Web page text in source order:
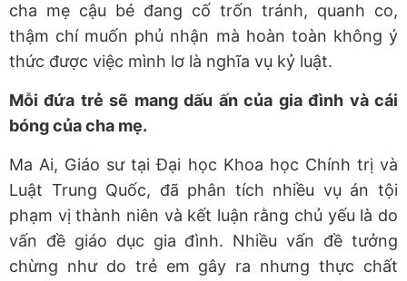
cha mẹ cậu bé đang cố trốn tránh, quanh co,
thậm chí muốn phủ nhận mà hoàn toàn không ý
thức được việc mình lơ là nghĩa vụ kỷ luật.
Mỗi đứa trẻ sẽ mang dấu ấn của gia đình và cái
bóng của cha mẹ.
Ma Ai, Giáo sư tại Đại học Khoa học Chính trị và
Luật Trung Quốc, đã phân tích nhiều vụ án tội
phạm vị thành niên và kết luận rằng chủ yếu là do
vấn đề giáo dục gia đình. Nhiều vấn đề tưởng
chừng như do trẻ em gây ra nhưng thực chất